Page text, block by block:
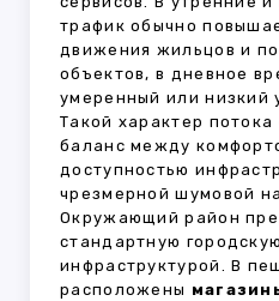
трафик обычно
движения жильцов и
объектов, в дневное
умеренный или низкий
Такой характер потока
баланс между
доступностью
чрезмерной шумовой
Окружающий район
стандартную
инфраструктурой. В
расположены